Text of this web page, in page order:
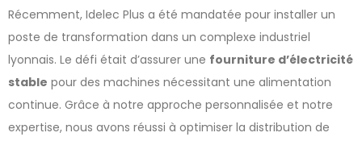
Récemment, Idelec Plus a été mandatée pour installer un
poste de transformation dans un complexe industriel
lyonnais. Le défi était d’assurer une fourniture d’électricité
stable pour des machines nécessitant une alimentation
continue. Grâce à notre approche personnalisée et notre
expertise, nous avons réussi à optimiser la distribution de